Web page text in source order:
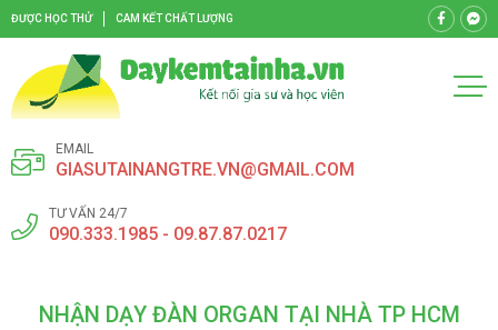
ĐƯỢC HỌC THỬ CAM KẾT CHẤT LƯỢNG
EMAIL
GIASUTAINANGTRE.VN@GMAIL.COM
TƯ VẤN 24/7
090.333.1985 - 09.87.87.0217
NHẬN DẠY ĐÀN ORGAN TẠI NHÀ TP HCM